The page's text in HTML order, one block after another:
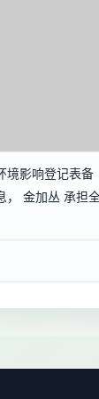
境影响登记表备
， 金加丛 承担